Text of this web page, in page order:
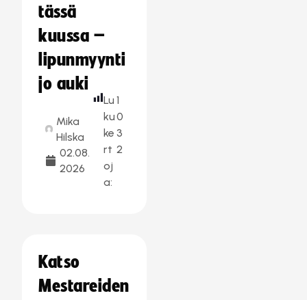
tässä
kuussa –
lipunmyynti
jo auki
Mika
Hilska
02.08.
2026
Lu
ku
ke
rt
oj
a:
1
0
3
2
Katso
Mestareiden